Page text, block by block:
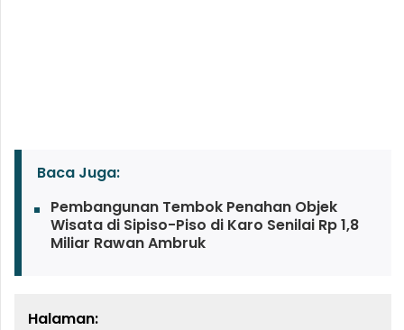
Baca Juga:
Pembangunan Tembok Penahan Objek
Wisata di Sipiso-Piso di Karo Senilai Rp 1,8
Miliar Rawan Ambruk
Halaman: